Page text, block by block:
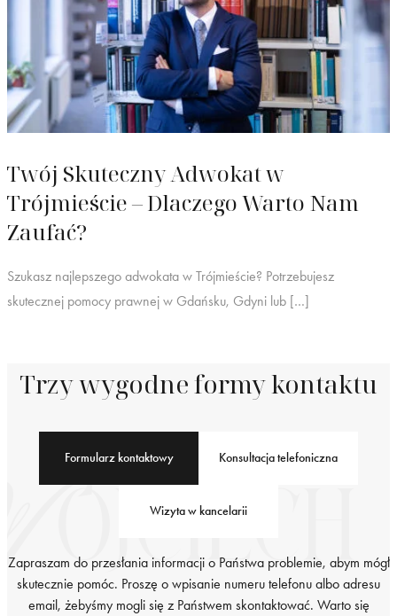
Twój Skuteczny Adwokat w
Trójmieście – Dlaczego Warto Nam
Zaufać?
Szukasz najlepszego adwokata w Trójmieście? Potrzebujesz
skutecznej pomocy prawnej w Gdańsku, Gdyni lub […]
Trzy wygodne formy kontaktu
Formularz kontaktowy Konsultacja telefoniczna
Wizyta w kancelarii
Zapraszam do przesłania informacji o Państwa problemie, abym mógł
skutecznie pomóc. Proszę o wpisanie numeru telefonu albo adresu
email, żebyśmy mogli się z Państwem skontaktować. Warto się